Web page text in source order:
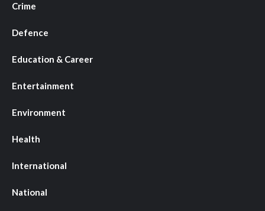
Crime
Defence
Education & Career
Entertainment
Environment
Health
International
National